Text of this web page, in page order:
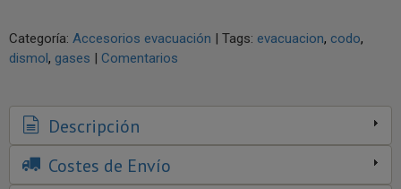
Categoría: Accesorios evacuación | Tags: evacuacion codo
dismol gases | Comentarios
Descripción
Costes de Envío